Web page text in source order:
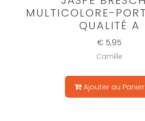
MULTICOLORE-
QUALITÉ A
€ 5,95
Camille
Ajouter au Panier